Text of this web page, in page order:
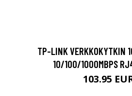
TP-LINK VERKKOKYTKIN
10/100/1000MBPS
103.95